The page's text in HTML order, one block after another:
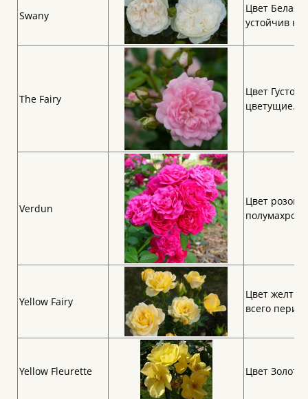
Swany
Цвет Белая .
устойчив к
The Fairy
Цвет Густо-
цветущие.
Verdun
Цвет
Yellow Fairy
Цвет
всего
Yellow Fleurette Цвет